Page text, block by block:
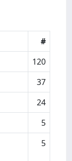
#
120
37
24
5
5